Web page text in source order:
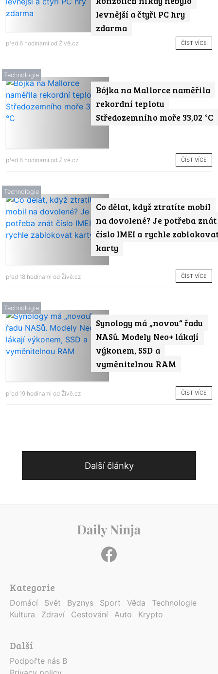
levnější a čtyři PC hry
zdarma
před 6 hodinami od Živě.cz ČÍST VÍCE
Bójka na Mallorce naměřila
rekordní teplotu
Středozemního moře 33,02 °C
Technologie
před 6 hodinami od Živě.cz ČÍST VÍCE
Co dělat, když ztratíte mobil
na dovolené? Je potřeba znát
číslo IMEI a rychle
karty
Technologie
před 18 hodinami od Živě.cz ČÍST VÍCE
Synology má „novou“ řadu
NASů. Modely Neo+ lákají
výkonem, SSD a
vyměnitelnou RAM
Technologie
před 19 hodinami od Živě.cz ČÍST VÍCE
Další články
Kategorie
Domácí Svět Byznys Sport Věda
Technologie
Kultura
Zdraví Cestování Auto Krypto
Další
Podpořte nás ₿